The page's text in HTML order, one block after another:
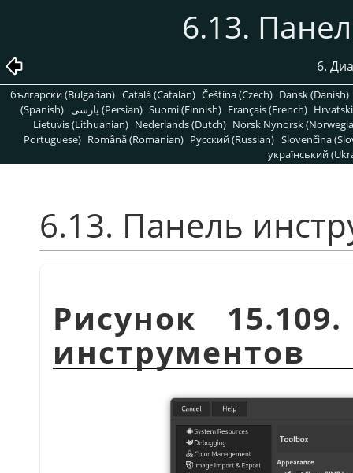
6.13.
6.
български (Bulgarian) Català (Catalan) Čeština (Czech) Dansk (Danish)
(Spanish)
پارسی (Persian) Suomi (Finnish) Français (French)
Lietuvis (Lithuanian) Nederlands (Dutch) Norsk Nynorsk
Portuguese) Română (Romanian) Pусский (Russian) Slovenčina
український
6.13. Панель
Рисунок
инструментов